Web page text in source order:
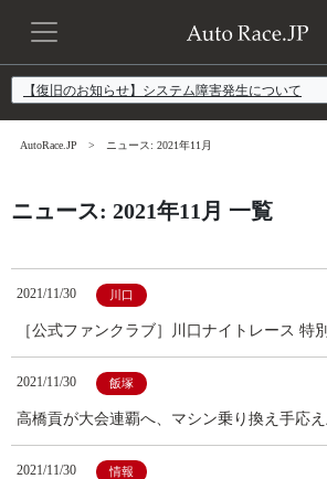
【復旧のお知らせ】システム障害発生について
AutoRace.JP ニュース: 2021年11月
ニュース: 2021年11月 一覧
2021/11/30 川口
［公式ファンクラブ］川口ナイトレース 特
2021/11/30 飯塚
高橋貢が大会連覇へ、マシン乗り換え手応
2021/11/30 情報